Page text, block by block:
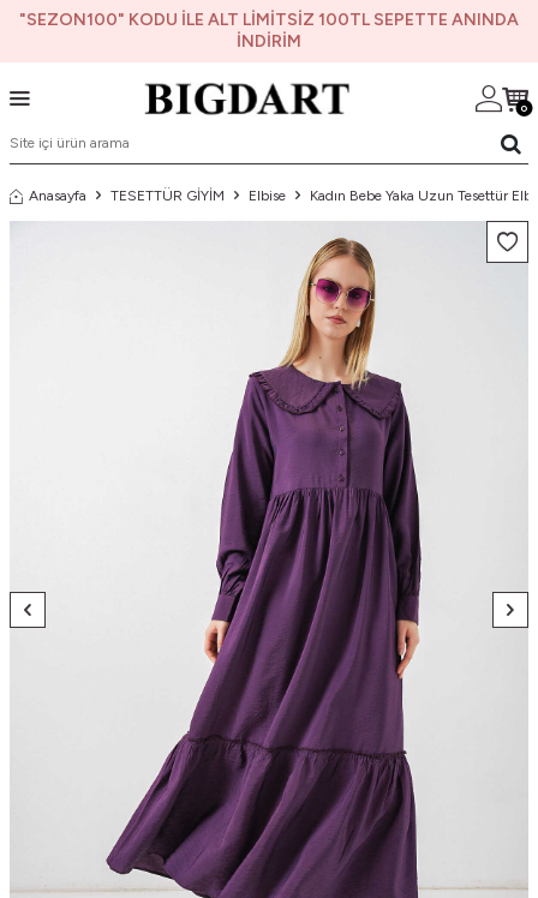
"SEZON100" KODU İLE ALT LİMİTSİZ 100TL SEPETTE ANINDA
İNDİRİM
0
Anasayfa TESETTÜR GİYİM Elbise Kadın Bebe Yaka Uzun Tesettür